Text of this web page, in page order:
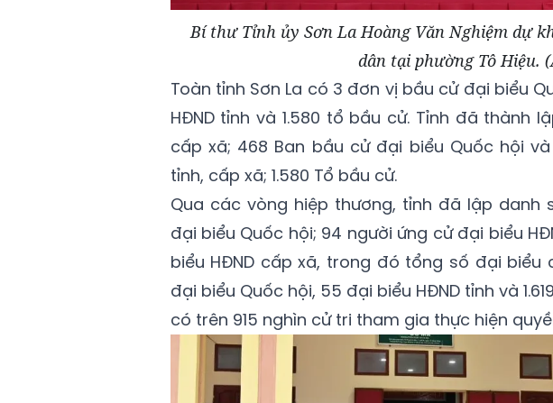
Bí thư Tỉnh ủy Sơn La Hoàng Văn Nghiệm dự
dân tại phường Tô Hiệu.
Toàn tỉnh Sơn La có 3 đơn vị bầu cử đại biểu
HĐND tỉnh và 1.580 tổ bầu cử. Tỉnh đã thành
cấp xã; 468 Ban bầu cử đại biểu Quốc hội
tỉnh, cấp xã; 1.580 Tổ bầu cử.
Qua các vòng hiệp thương, tỉnh đã lập danh
đại biểu Quốc hội; 94 người ứng cử đại biểu
biểu HĐND cấp xã, trong đó tổng số đại biểu
đại biểu Quốc hội, 55 đại biểu HĐND tỉnh và
có trên 915 nghìn cử tri tham gia thực hiện